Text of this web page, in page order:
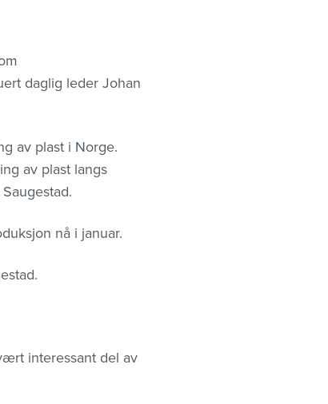
daglig leder Johan
av plast i Norge.
av plast langs
nå i januar.
interessant del av